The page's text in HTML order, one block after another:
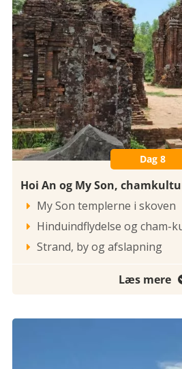
Dag 8
Hoi An og My Son,
 My Son templerne i skoven
 Hinduindflydelse og cham-
 Strand, by og afslapning
Læs mere